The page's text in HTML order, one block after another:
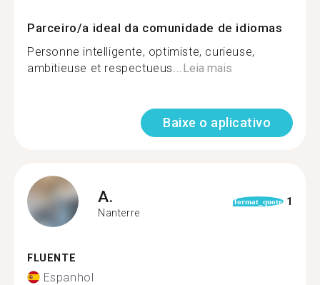
Parceiro/a ideal da comunidade de idiomas
Personne intelligente, optimiste, curieuse,
ambitieuse et respectueus...Leia mais
Baixe o aplicativo
A.
Nanterre
format_quote 1
FLUENTE
Espanhol